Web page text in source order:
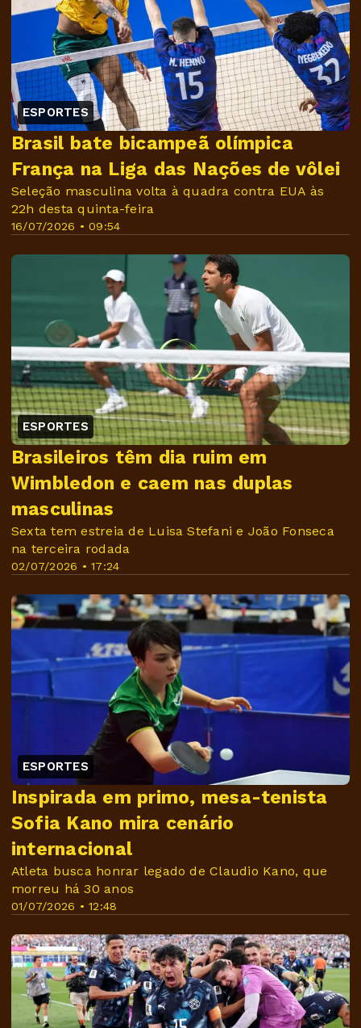
ESPORTES
16/07/2026 • 09:54
Brasil bate bicampeã olímpica
França na Liga das Nações de vôlei
Seleção masculina volta à quadra contra EUA às
22h desta quinta-feira
ESPORTES
02/07/2026 • 17:24
Brasileiros têm dia ruim em
Wimbledon e caem nas duplas
masculinas
Sexta tem estreia de Luisa Stefani e João Fonseca
na terceira rodada
ESPORTES
01/07/2026 • 12:48
Inspirada em primo, mesa-tenista
Sofia Kano mira cenário
internacional
Atleta busca honrar legado de Claudio Kano, que
morreu há 30 anos